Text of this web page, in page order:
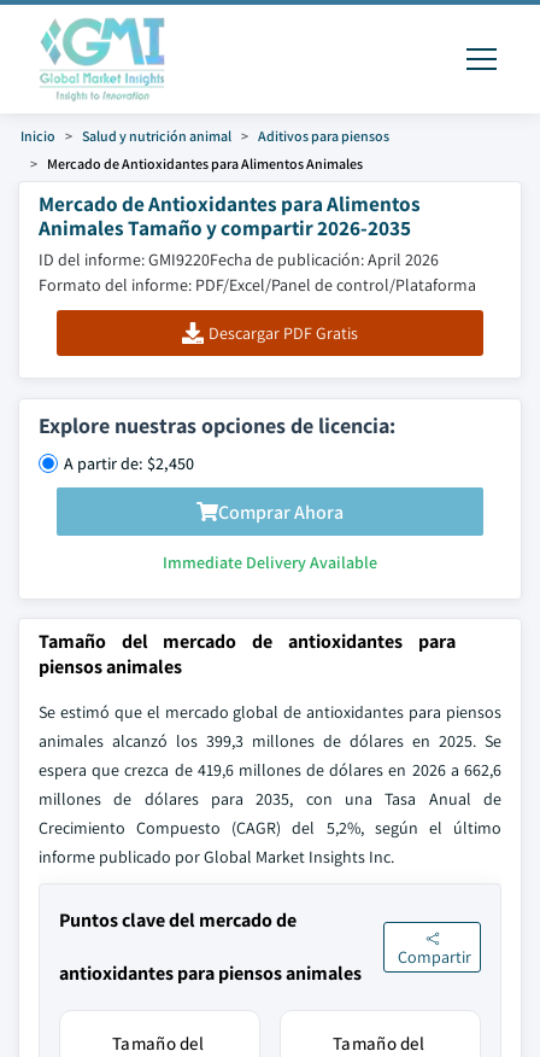
Inicio Salud y nutrición animal
Aditivos para piensos
Mercado de Antioxidantes para Alimentos Animales
Mercado de Antioxidantes para Alimentos
Animales Tamaño y compartir 2026-2035
ID del informe: GMI9220Fecha de publicación: April 2026
Formato del informe: PDF/Excel/Panel de control/Plataforma
Descargar PDF Gratis
Explore nuestras opciones de licencia:
A partir de: $2,450
Comprar Ahora
Immediate Delivery Available
Tamaño del mercado de antioxidantes para
piensos animales
Se estimó que el mercado global de antioxidantes para piensos
animales alcanzó los 399,3 millones de dólares en 2025. Se
espera que crezca de 419,6 millones de dólares en 2026 a 662,6
millones de dólares para 2035, con una Tasa Anual de
Crecimiento Compuesto (CAGR) del 5,2%, según el último
informe publicado por Global Market Insights Inc.
Puntos clave del mercado de
antioxidantes para piensos animales
Compartir
Tamaño del
Tamaño del